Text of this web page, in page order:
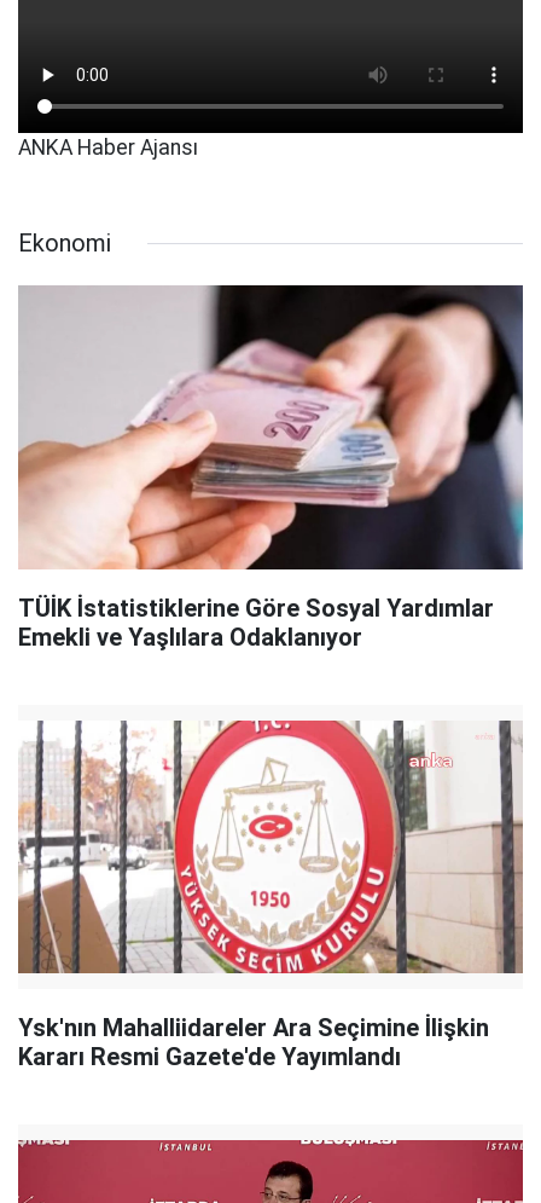
ANKA Haber Ajansı
Ekonomi
TÜİK İstatistiklerine Göre Sosyal Yardımlar
Emekli ve Yaşlılara Odaklanıyor
Ysk'nın Mahalliidareler Ara Seçimine İlişkin
Kararı Resmi Gazete'de Yayımlandı